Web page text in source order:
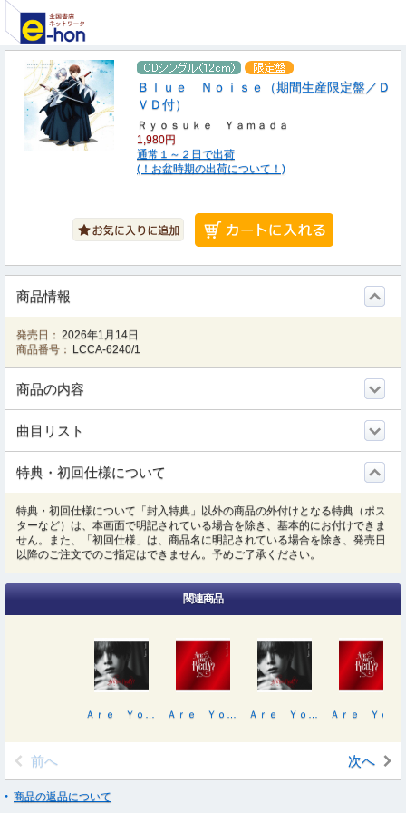
Ｂｌｕｅ Ｎｏｉｓｅ（期間生産限定盤／Ｄ
ＶＤ付）
Ｒｙｏｓｕｋｅ Ｙａｍａｄａ
1,980円
通常１～２日で出荷
(！お盆時期の出荷について！)
商品情報
発売日： 2026年1月14日
商品番号：
LCCA-6240/1
商品の内容
曲目リスト
特典・初回仕様について
特典・初回仕様について「封入特典」以外の商品の外付けとなる特典（ポス
ターなど）は、本画面で明記されている場合を除き、基本的にお付けできま
せん。また、「初回仕様」は、商品名に明記されている場合を除き、発売日
以降のご注文でのご指定はできません。予めご了承ください。
関連商品
前へ 次へ
商品の返品について